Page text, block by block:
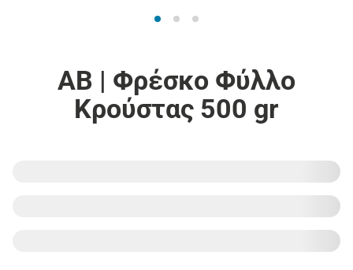
ΑΒ | Φρέσκο Φύλλο
Κρούστας 500 gr